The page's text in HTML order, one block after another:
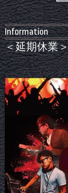
Information
＜延期休業＞